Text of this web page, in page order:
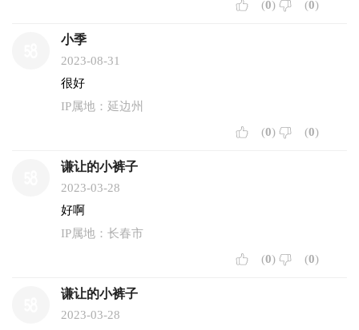
(0) (0)
小季
2023-08-31
很好
IP属地：延边州
(0) (0)
谦让的小裤子
2023-03-28
好啊
IP属地：长春市
(0) (0)
谦让的小裤子
2023-03-28